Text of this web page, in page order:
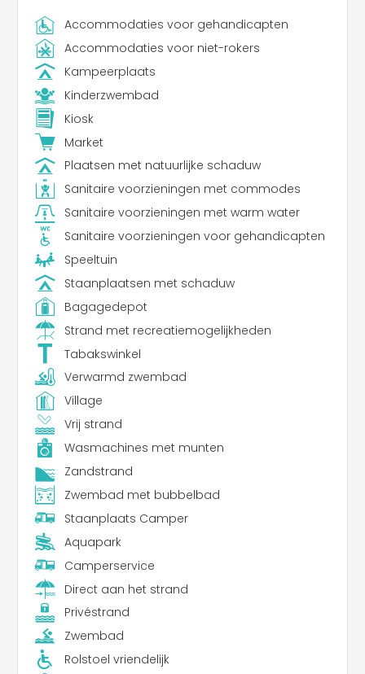
Accommodaties voor gehandicapten
Accommodaties voor niet-rokers
Kampeerplaats
Kinderzwembad
Kiosk
Market
Plaatsen met natuurlijke schaduw
Sanitaire voorzieningen met commodes
Sanitaire voorzieningen met warm water
Sanitaire voorzieningen voor gehandicapten
Speeltuin
Staanplaatsen met schaduw
Bagagedepot
Strand met recreatiemogelijkheden
Tabakswinkel
Verwarmd zwembad
Village
Vrij strand
Wasmachines met munten
Zandstrand
Zwembad met bubbelbad
Staanplaats Camper
Aquapark
Camperservice
Direct aan het strand
Privéstrand
Zwembad
Rolstoel vriendelijk